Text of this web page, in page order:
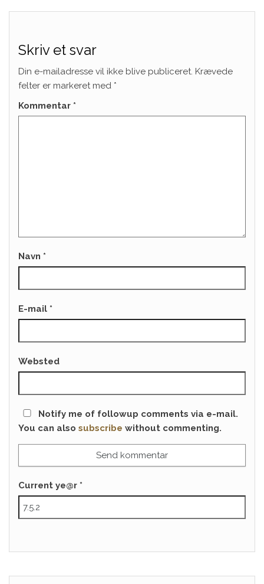
Skriv et svar
Din e-mailadresse vil ikke blive publiceret. Krævede
felter er markeret med *
Kommentar *
Navn *
E-mail *
Websted
Notify me of followup comments via e-mail.
You can also subscribe without commenting.
Current ye@r *